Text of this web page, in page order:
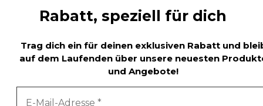
Rabatt, speziell für dich
Trag dich ein für deinen exklusiven Rabatt und
auf dem Laufenden über unsere neuesten
und Angebote!